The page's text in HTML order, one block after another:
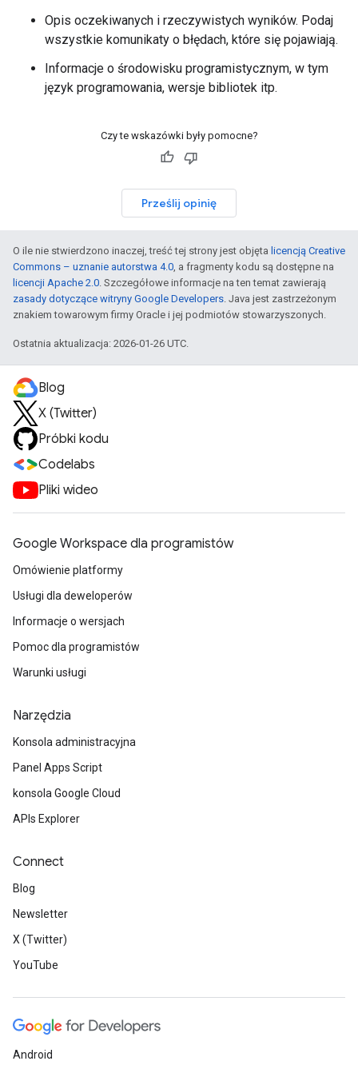
Opis oczekiwanych i rzeczywistych wyników. Podaj
wszystkie komunikaty o błędach, które się pojawiają.
Informacje o środowisku programistycznym, w tym
język programowania, wersje bibliotek itp.
Czy te wskazówki były pomocne?
Prześlij opinię
O ile nie stwierdzono inaczej, treść tej strony jest objęta licencją Creative
Commons – uznanie autorstwa 4.0, a fragmenty kodu są dostępne na
licencji Apache 2.0. Szczegółowe informacje na ten temat zawierają
zasady dotyczące witryny Google Developers. Java jest zastrzeżonym
znakiem towarowym firmy Oracle i jej podmiotów stowarzyszonych.
Ostatnia aktualizacja: 2026-01-26 UTC.
Blog
X (Twitter)
Próbki kodu
Codelabs
Pliki wideo
Google Workspace dla programistów
Omówienie platformy
Usługi dla deweloperów
Informacje o wersjach
Pomoc dla programistów
Warunki usługi
Narzędzia
Konsola administracyjna
Panel Apps Script
konsola Google Cloud
APIs Explorer
Connect
Blog
Newsletter
X (Twitter)
YouTube
Android